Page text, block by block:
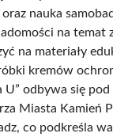
nauka
na temat
na materiały
kremów
U” odbywa się
Miasta Kamień
co podkreśla